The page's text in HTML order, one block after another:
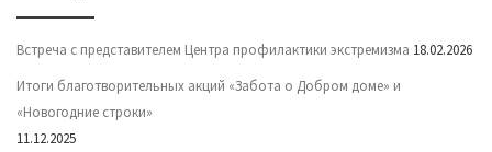
Встреча с представителем Центра профилактики экстремизма 18.02.2026
Итоги благотворительных акций «Забота о Добром доме» и
«Новогодние строки»
11.12.2025